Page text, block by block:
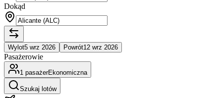
Dokąd
Wylot5 wrz 2026 Powrót12 wrz 2026
Pasażerowie
1 pasażerEkonomiczna
Szukaj lotów